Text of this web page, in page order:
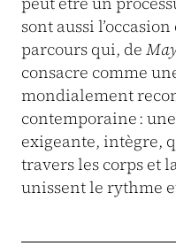
sont aussi
parcours qui, de
consacre comme
mondialement
contemporaine :
exigeante, intègre,
travers les corps et
unissent le rythme